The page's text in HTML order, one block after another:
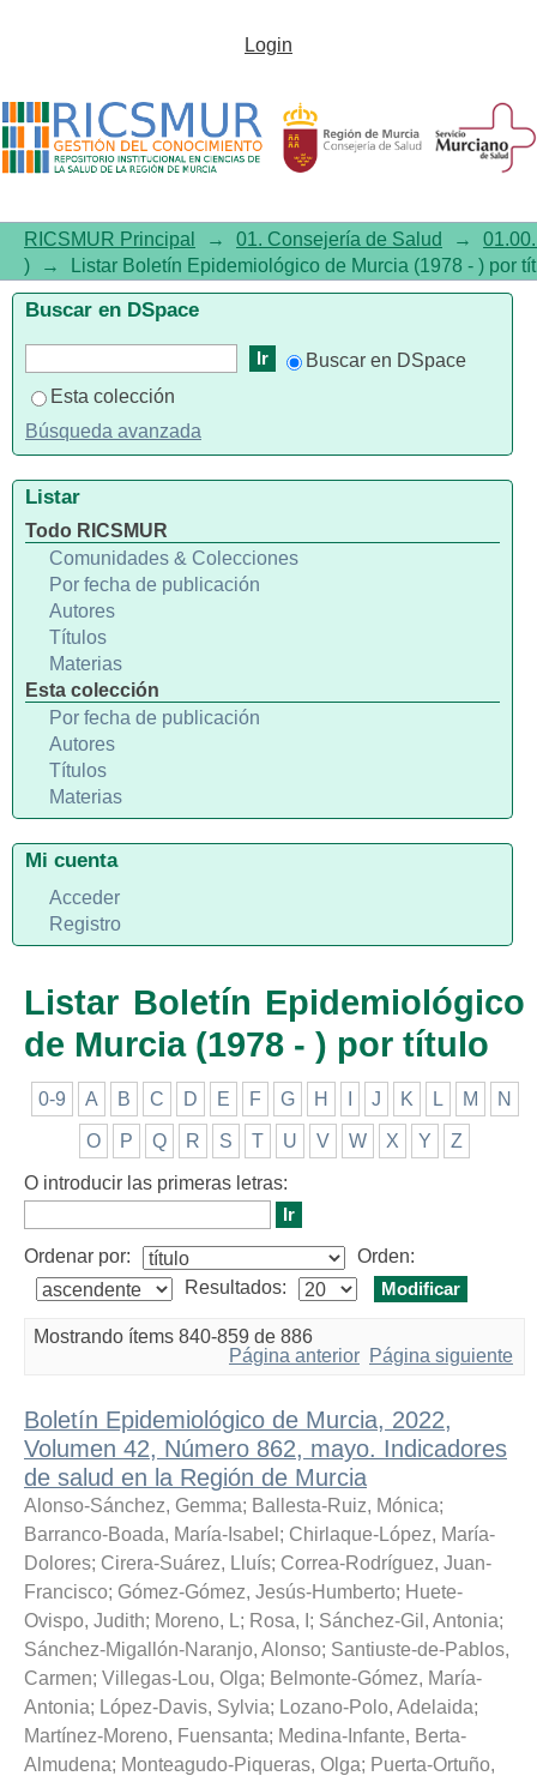
Listar Boletín Epidemiológico
Login
RICSMUR Principal → 01. Consejería de Salud →
)
→ Listar Boletín Epidemiológico de Murcia (1978 - ) por
Listar Boletín Epidemiológico
de Murcia (1978 - ) por título
0-9 A B C D E F G H J K L M N
O P Q R S T U V W X Y Z
O introducir las primeras letras:
Ordenar por:
Orden:
Resultados:
Mostrando ítems 840-859 de 886
Página anterior Página siguiente
Boletín Epidemiológico de Murcia, 2022,
Volumen 42, Número 862, mayo. Indicadores
de salud en la Región de Murcia
Alonso-Sánchez, Gemma; Ballesta-Ruiz, Mónica;
Barranco-Boada, María-Isabel ; Chirlaque-López, María-
Dolores; Cirera-Suárez, Lluís; Correa-Rodríguez, Juan-
Francisco; Gómez-Gómez, Jesús-Humberto; Huete-
Ovispo, Judith; Moreno, L; Rosa, I ; Sánchez-Gil, Antonia;
Sánchez-Migallón-Naranjo, Alonso; Santiuste-de-Pablos,
Carmen; Villegas-Lou, Olga; Belmonte-Gómez, María-
Antonia; López-Davis, Sylvia; Lozano-Polo, Adelaida;
Martínez-Moreno, Fuensanta; Medina-Infante, Berta-
Almudena; Monteagudo-Piqueras, Olga; Puerta-Ortuño,
Buscar en DSpace
Buscar en DSpace
Esta colección
Búsqueda avanzada
Listar
Todo RICSMUR
Comunidades & Colecciones
Por fecha de publicación
Autores
Títulos
Materias
Esta colección
Por fecha de publicación
Autores
Títulos
Materias
Mi cuenta
Acceder
Registro